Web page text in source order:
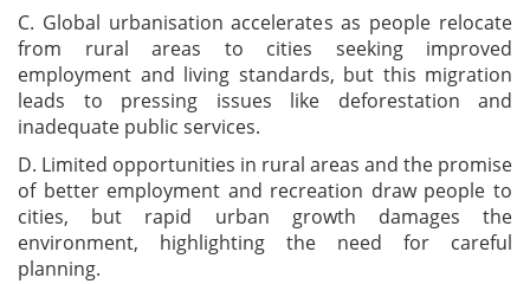
C. Global urbanisation accelerates as people relocate
from rural areas to cities seeking improved
employment and living standards, but this migration
leads to pressing issues like deforestation and
inadequate public services.
D. Limited opportunities in rural areas and the promise
of better employment and recreation draw people to
cities, but rapid urban growth damages the
environment, highlighting the need for careful
planning.